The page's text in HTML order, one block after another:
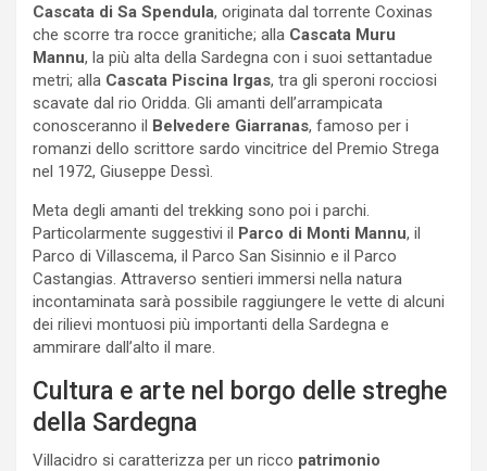
Cascata di Sa Spendula, originata dal torrente Coxinas
che scorre tra rocce granitiche; alla Cascata Muru
Mannu, la più alta della Sardegna con i suoi settantadue
metri; alla Cascata Piscina Irgas, tra gli speroni rocciosi
scavate dal rio Oridda. Gli amanti dell’arrampicata
conosceranno il Belvedere Giarranas, famoso per i
romanzi dello scrittore sardo vincitrice del Premio Strega
nel 1972, Giuseppe Dessì.
Meta degli amanti del trekking sono poi i parchi.
Particolarmente suggestivi il Parco di Monti Mannu, il
Parco di Villascema, il Parco San Sisinnio e il Parco
Castangias. Attraverso sentieri immersi nella natura
incontaminata sarà possibile raggiungere le vette di alcuni
dei rilievi montuosi più importanti della Sardegna e
ammirare dall’alto il mare.
Cultura e arte nel borgo delle streghe
della Sardegna
Villacidro si caratterizza per un ricco patrimonio